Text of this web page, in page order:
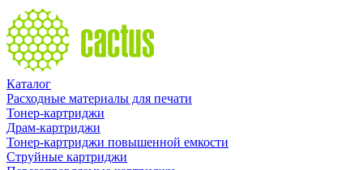
Каталог
Расходные материалы для печати
Тонер-картриджи
Драм-картриджи
Тонер-картриджи повышенной емкости
Струйные картриджи